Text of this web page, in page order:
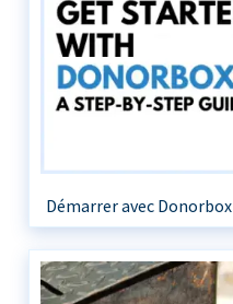
Démarrer avec Donorbox